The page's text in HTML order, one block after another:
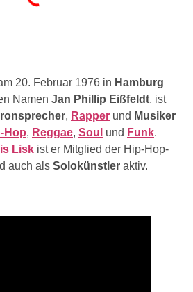
20. Februar 1976 in Hamburg
Namen Jan Phillip Eißfeldt, ist
, Rapper und Musiker
Hop, Reggae, Soul und Funk.
Lisk ist er Mitglied der Hip-Hop-
auch als Solokünstler aktiv.